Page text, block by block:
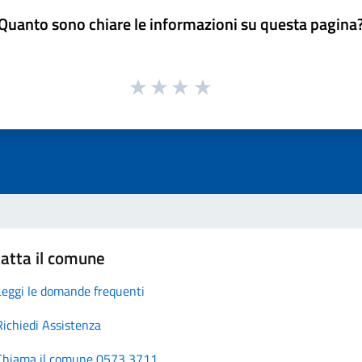
sono chiare le informazioni su questa
il comune
le domande frequenti
Assistenza